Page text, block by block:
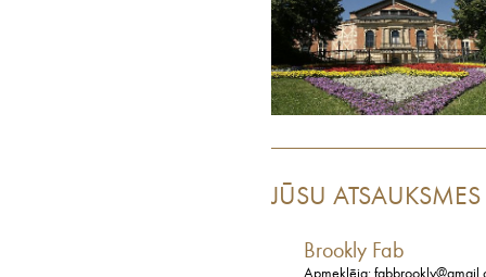
JŪSU ATSAUKSMES
Brookly Fab
Apmeklēja: